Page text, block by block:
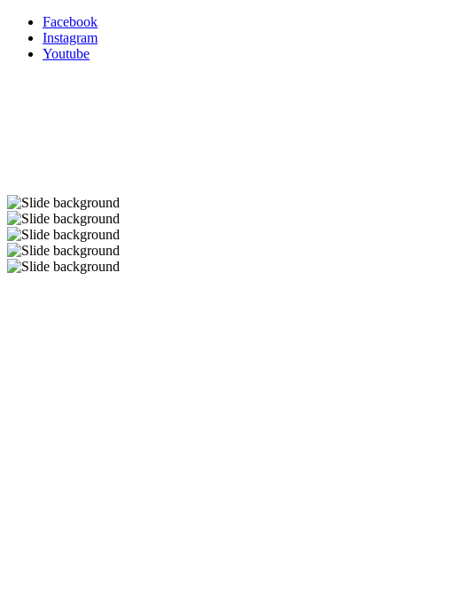
Facebook
Instagram
Youtube